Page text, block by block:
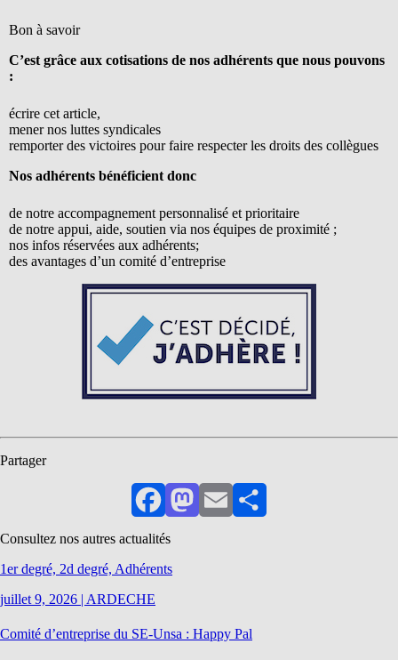
Bon à savoir
C’est grâce aux cotisations de nos adhérents que nous pouvons
:
écrire cet article,
mener nos luttes syndicales
remporter des victoires pour faire respecter les droits des collègues
Nos adhérents bénéficient donc
de notre accompagnement personnalisé et prioritaire
de notre appui, aide, soutien via nos équipes de proximité ;
nos infos réservées aux adhérents;
des avantages d’un comité d’entreprise
Partager
FacebookMastodon
EmailPartager
Consultez nos autres actualités
1er degré, 2d degré, Adhérents
juillet 9, 2026 | ARDECHE
Comité d’entreprise du SE-Unsa : Happy Pal